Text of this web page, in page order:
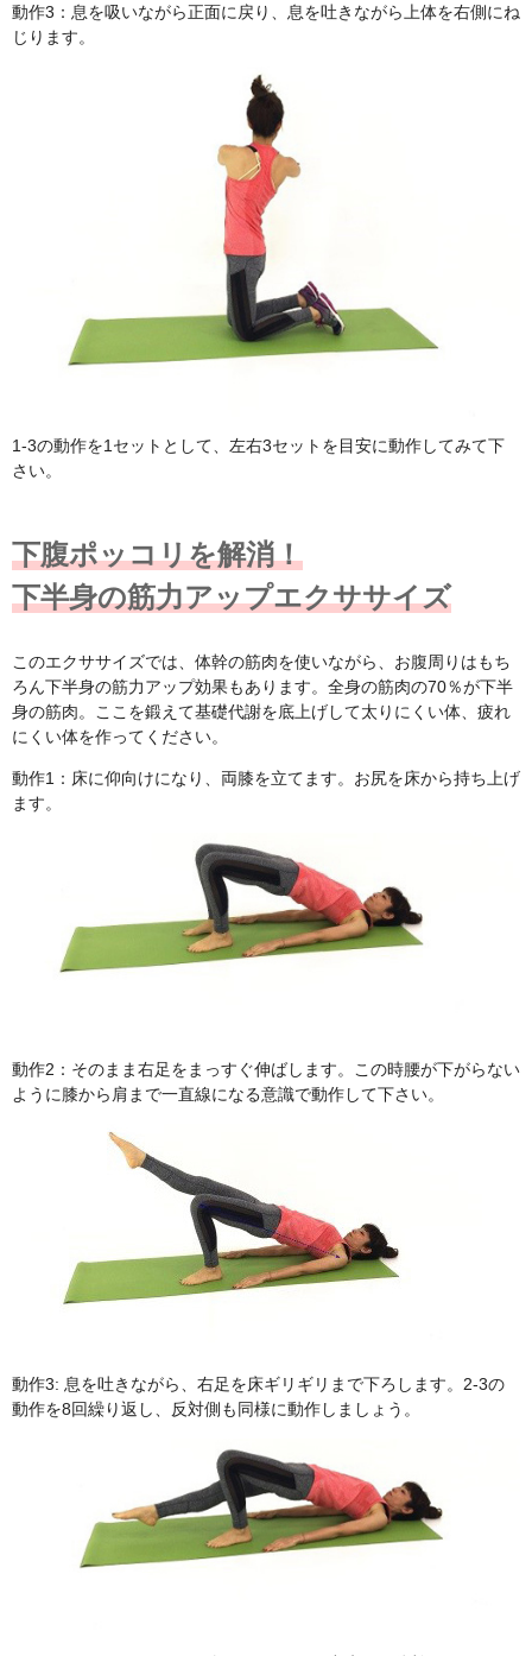
動作3：息を吸いながら正面に戻り、息を吐きながら上体を右側にね
じります。
1-3の動作を1セットとして、左右3セットを目安に動作してみて下
さい。
下腹ポッコリを解消！
下半身の筋力アップエクササイズ
このエクササイズでは、体幹の筋肉を使いながら、お腹周りはもち
ろん下半身の筋力アップ効果もあります。全身の筋肉の70％が下半
身の筋肉。ここを鍛えて基礎代謝を底上げして太りにくい体、疲れ
にくい体を作ってください。
動作1：床に仰向けになり、両膝を立てます。お尻を床から持ち上げ
ます。
動作2：そのまま右足をまっすぐ伸ばします。この時腰が下がらない
ように膝から肩まで一直線になる意識で動作して下さい。
動作3: 息を吐きながら、右足を床ギリギリまで下ろします。2-3の
動作を8回繰り返し、反対側も同様に動作しましょう。